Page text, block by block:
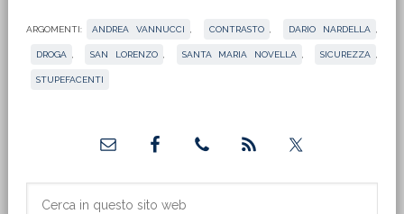
ARGOMENTI: ANDREA VANNUCCI CONTRASTO DARIO NARDELLA
DROGA SAN LORENZO SANTA MARIA NOVELLA SICUREZZA
STUPEFACENTI
primaria